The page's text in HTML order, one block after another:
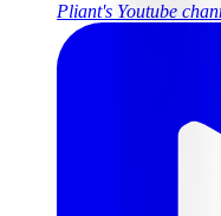
Pliant's Youtube